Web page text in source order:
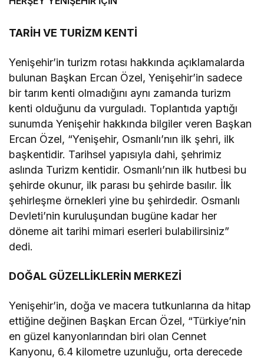
TARİH VE TURİZM KENTİ
Yenişehir’in turizm rotası hakkında açıklamalarda
bulunan Başkan Ercan Özel, Yenişehir’in sadece
bir tarım kenti olmadığını aynı zamanda turizm
kenti olduğunu da vurguladı. Toplantıda yaptığı
sunumda Yenişehir hakkında bilgiler veren Başkan
Ercan Özel, “Yenişehir, Osmanlı’nın ilk şehri, ilk
başkentidir. Tarihsel yapısıyla dahi, şehrimiz
aslında Turizm kentidir. Osmanlı’nın ilk hutbesi bu
şehirde okunur, ilk parası bu şehirde basılır. İlk
şehirleşme örnekleri yine bu şehirdedir. Osmanlı
Devleti’nin kuruluşundan bugüne kadar her
döneme ait tarihi mimari eserleri bulabilirsiniz”
dedi.
DOĞAL GÜZELLİKLERİN MERKEZİ
Yenişehir’in, doğa ve macera tutkunlarına da hitap
ettiğine değinen Başkan Ercan Özel, “Türkiye’nin
en güzel kanyonlarından biri olan Cennet
Kanyonu, 6.4 kilometre uzunluğu, orta derecede